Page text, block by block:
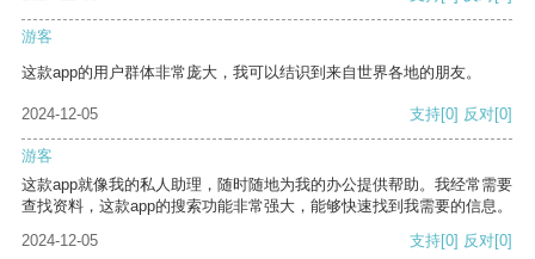
游客
这款app的用户群体非常庞大，我可以结识到来自世界各地的朋友。
2024-12-05 支持[0] 反对[0]
游客
这款app就像我的私人助理，随时随地为我的办公提供帮助。我经常需要
查找资料，这款app的搜索功能非常强大，能够快速找到我需要的信息。
2024-12-05
支持[0] 反对[0]